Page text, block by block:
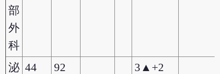
部
外
科
泌 44 92 3▲+2